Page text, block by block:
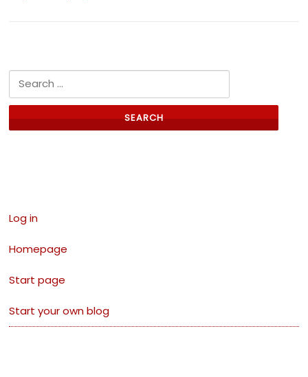
Search for:
Log in
Homepage
Start page
Start your own blog